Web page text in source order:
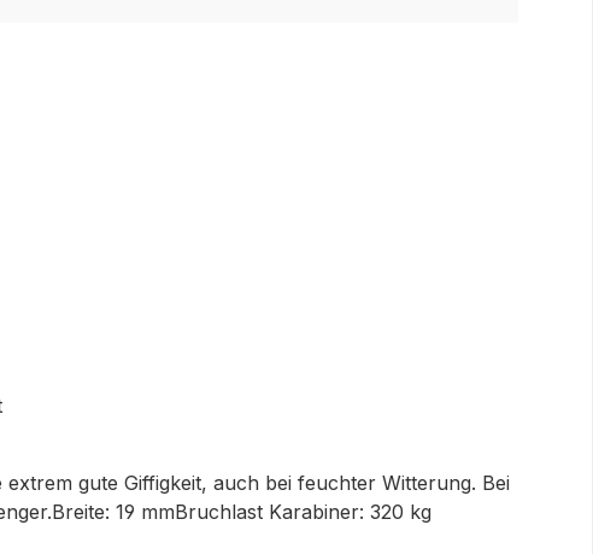
gute Giffigkeit, auch bei feuchter Witterung. Bei
19 mmBruchlast Karabiner: 320 kg